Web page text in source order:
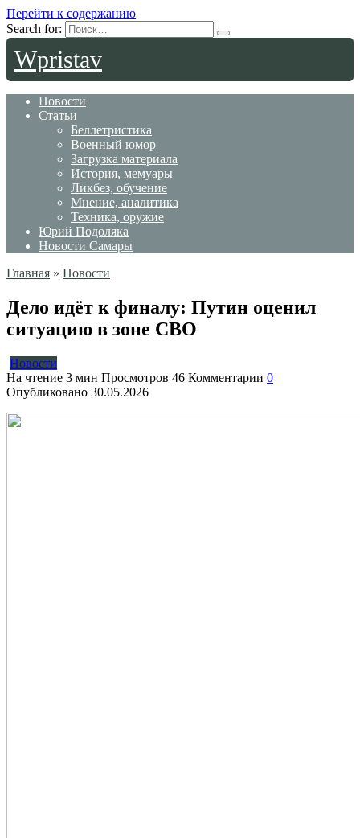
Перейти к содержанию
Search for:
Wpristav
Новости
Статьи
Беллетристика
Военный юмор
Загрузка материала
История, мемуары
Ликбез, обучение
Мнение, аналитика
Техника, оружие
Юрий Подоляка
Новости Самары
Главная » Новости
Дело идёт к финалу: Путин оценил
ситуацию в зоне СВО
Новости
На чтение 3 мин Просмотров 46 Комментарии 0
Опубликовано 30.05.2026